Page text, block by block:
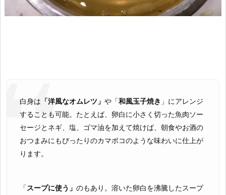
白身は 「洋風なオムレツ」 や「和風玉子焼き 」にアレンジ
することも可能。たとえば、卵白に小さく切った魚肉ソー
セージとネギ、塩、ゴマ油を加えて焼けば、朝食やお酒の
おつまみにもぴったりのカマボコのような味わいに仕上が
ります。
「スープに使う」 のもあり。溶いた卵白を沸騰したスープ